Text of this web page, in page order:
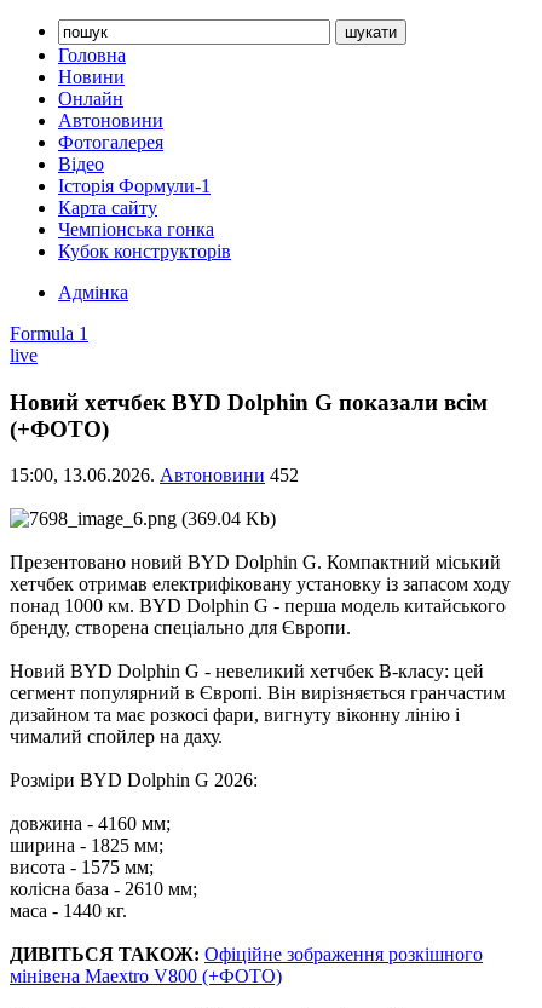
Головна
Новини
Онлайн
Автоновини
Фотогалерея
Відео
Історія Формули-1
Карта сайту
Чемпіонська гонка
Кубок конструкторів
Адмінка
Formula 1
live
Новий хетчбек BYD Dolphin G показали всім
(+ФОТО)
15:00, 13.06.2026. Автоновини 452
Презентовано новий BYD Dolphin G. Компактний міський
хетчбек отримав електрифіковану установку із запасом ходу
понад 1000 км. BYD Dolphin G - перша модель китайського
бренду, створена спеціально для Європи.
Новий BYD Dolphin G - невеликий хетчбек В-класу: цей
сегмент популярний в Європі. Він вирізняється гранчастим
дизайном та має розкосі фари, вигнуту віконну лінію і
чималий спойлер на даху.
Розміри BYD Dolphin G 2026:
довжина - 4160 мм;
ширина - 1825 мм;
висота - 1575 мм;
колісна база - 2610 мм;
маса - 1440 кг.
ДИВІТЬСЯ ТАКОЖ: Офіційне зображення розкішного
мінівена Maextro V800 (+ФОТО)